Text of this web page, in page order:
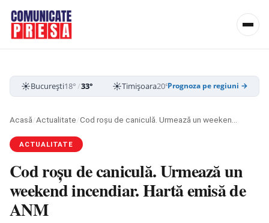
☀️București18°/33° ☀️Timișoara20°/35° ☀️Cluj-Napoca
Prognoza pe regiuni →
Acasă/Actualitate/
ACTUALITATE
Cod roșu de caniculă. Urmează un
weekend incendiar. Hartă emisă de
ANM